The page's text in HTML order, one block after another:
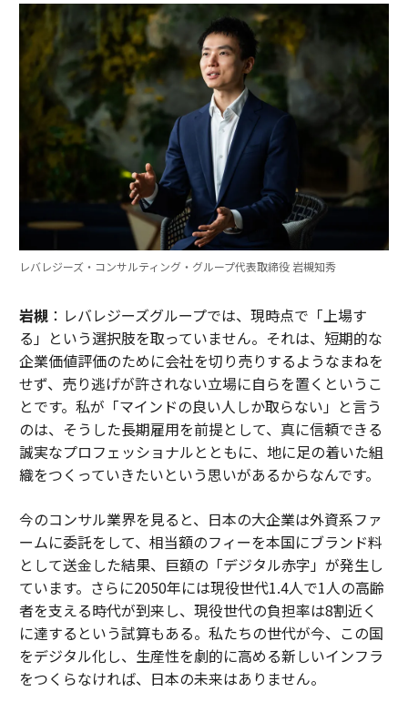
レバレジーズ・コンサルティング・グループ代表取締役 岩槻知秀
岩槻：レバレジーズグループでは、現時点で「上場す
る」という選択肢を取っていません。それは、短期的な
企業価値評価のために会社を切り売りするようなまねを
せず、売り逃げが許されない立場に自らを置くというこ
とです。私が「マインドの良い人しか取らない」と言う
のは、そうした長期雇用を前提として、真に信頼できる
誠実なプロフェッショナルとともに、地に足の着いた組
織をつくっていきたいという思いがあるからなんです。
今のコンサル業界を見ると、日本の大企業は外資系ファ
ームに委託をして、相当額のフィーを本国にブランド料
として送金した結果、巨額の「デジタル赤字」が発生し
ています。さらに2050年には現役世代1.4人で1人の高齢
者を支える時代が到来し、現役世代の負担率は8割近く
に達するという試算もある。私たちの世代が今、この国
をデジタル化し、生産性を劇的に高める新しいインフラ
をつくらなければ、日本の未来はありません。